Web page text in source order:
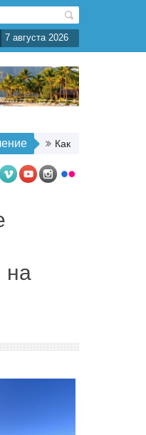
7 августа 2026
Как организовать
на